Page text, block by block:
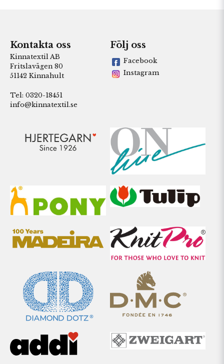
Kontakta oss
Kinnatextil AB
Fritslavägen 80
51142 Kinnahult
Tel: 0320-18451
info@kinnatextil.se
Följ oss
Facebook
Instagram